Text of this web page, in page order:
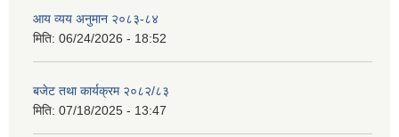
आय व्यय अनुमान २०८३-८४
मिति: 06/24/2026 - 18:52
बजेट तथा कार्यक्रम २०८२/८३
मिति: 07/18/2025 - 13:47